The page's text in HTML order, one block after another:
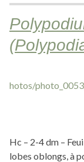
Hc – 2-4 dm –
lobes oblongs, à